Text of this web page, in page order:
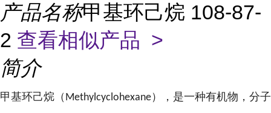
产品名称甲基环己烷 108-87-
2 查看相似产品 >
简介
甲基环己烷（ Methylcyclohexane），是一种有机物，分子